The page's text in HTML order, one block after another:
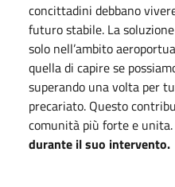
concittadini debbano
futuro stabile. La
solo nell’ambito
quella di capire se
superando una volta per
precariato. Questo
comunità più forte e
durante il suo intervento.